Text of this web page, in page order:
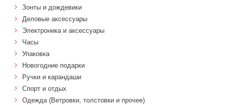
Зонты и дождевики
Деловые аксессуары
Электроника и аксессуары
Часы
Упаковка
Новогодние подарки
Ручки и карандаши
Спорт и отдых
Одежда (Ветровки, толстовки и прочее)